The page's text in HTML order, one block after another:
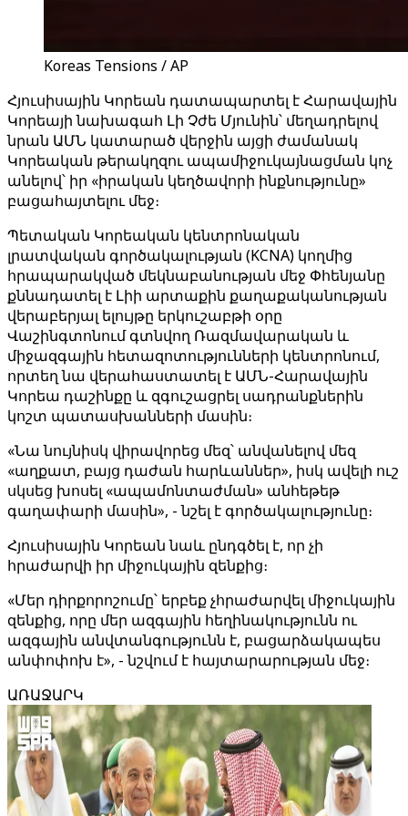
Koreas Tensions / AP
Հյուսիսային Կորեան դատապարտել է Հարավային
Կորեայի նախագահ Լի Չժե Մյունին՝ մեղադրելով
նրան ԱՄՆ կատարած վերջին այցի ժամանակ
Կորեական թերակղզու ապամիջուկայնացման կոչ
անելով՝ իր «իրական կեղծավորի ինքնությունը»
բացահայտելու մեջ։
Պետական ​​Կորեական կենտրոնական
լրատվական գործակալության (KCNA) կողմից
հրապարակված մեկնաբանության մեջ Փհենյանը
քննադատել է Լիի արտաքին քաղաքականության
վերաբերյալ ելույթը երկուշաբթի օրը
Վաշինգտոնում գտնվող Ռազմավարական և
միջազգային հետազոտությունների կենտրոնում,
որտեղ նա վերահաստատել է ԱՄՆ-Հարավային
Կորեա դաշինքը և զգուշացրել սադրանքներին
կոշտ պատասխանների մասին։
«Նա նույնիսկ վիրավորեց մեզ՝ անվանելով մեզ
«աղքատ, բայց դաժան հարևաններ», իսկ ավելի ուշ
սկսեց խոսել «ապամոնտաժման» անհեթեթ
գաղափարի մասին», - նշել է գործակալությունը։
Հյուսիսային Կորեան նաև ընդգծել է, որ չի
հրաժարվի իր միջուկային զենքից։
«Մեր դիրքորոշումը՝ երբեք չհրաժարվել միջուկային
զենքից, որը մեր ազգային հեղինակությունն ու
ազգային անվտանգությունն է, բացարձակապես
անփոփոխ է», - նշվում է հայտարարության մեջ։
ԱՌԱՋԱՐԿ